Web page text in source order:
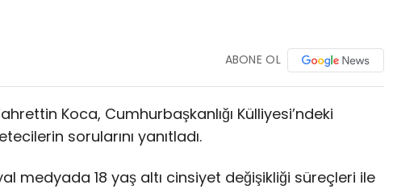
ABONE OL
Koca, Cumhurbaşkanlığı Külliyesi’ndeki
sorularını yanıtladı.
medyada 18 yaş altı cinsiyet değişikliği süreçleri ile